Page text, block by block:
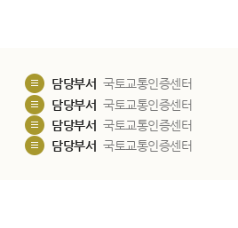
담당부서 국토교통인증센터
담당부서 국토교통인증센터
담당부서 국토교통인증센터
담당부서 국토교통인증센터